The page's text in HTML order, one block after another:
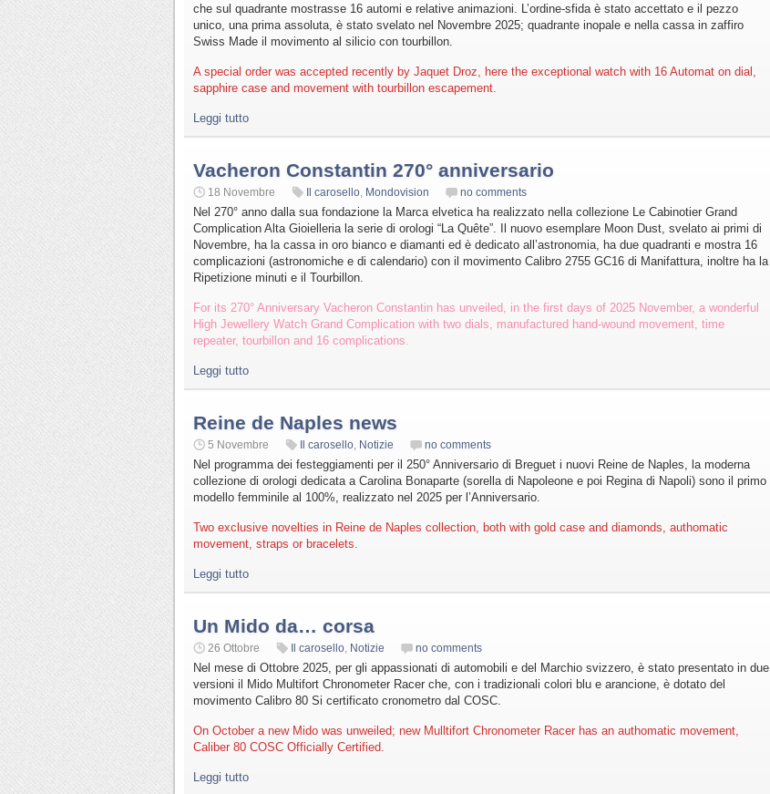
che sul quadrante mostrasse 16 automi e relative animazioni. L’ordine-sfida è stato accettato e il pezzo
unico, una prima assoluta, è stato svelato nel Novembre 2025; quadrante inopale e nella cassa in zaffiro
Swiss Made il movimento al silicio con tourbillon.
A special order was accepted recently by Jaquet Droz, here the exceptional watch with 16 Automat on dial,
sapphire case and movement with tourbillon escapement.
Leggi tutto
Vacheron Constantin 270° anniversario
18 Novembre Il carosello Mondovision no comments
Nel 270° anno dalla sua fondazione la Marca elvetica ha realizzato nella collezione Le Cabinotier Grand
Complication Alta Gioielleria la serie di orologi “La Quête”. Il nuovo esemplare Moon Dust, svelato ai primi di
Novembre, ha la cassa in oro bianco e diamanti ed è dedicato all’astronomia, ha due quadranti e mostra 16
complicazioni (astronomiche e di calendario) con il movimento Calibro 2755 GC16 di Manifattura, inoltre ha la
Ripetizione minuti e il Tourbillon.
For its 270° Anniversary Vacheron Constantin has unveiled, in the first days of 2025 November, a wonderful
High Jewellery Watch Grand Complication with two dials, manufactured hand-wound movement, time
repeater, tourbillon and 16 complications.
Leggi tutto
Reine de Naples news
5 Novembre Il carosello Notizie no comments
Nel programma dei festeggiamenti per il 250° Anniversario di Breguet i nuovi Reine de Naples, la moderna
collezione di orologi dedicata a Carolina Bonaparte (sorella di Napoleone e poi Regina di Napoli) sono il primo
modello femminile al 100%, realizzato nel 2025 per l’Anniversario.
Two exclusive novelties in Reine de Naples collection, both with gold case and diamonds, authomatic
movement, straps or bracelets.
Leggi tutto
Un Mido da… corsa
26 Ottobre Il carosello Notizie no comments
Nel mese di Ottobre 2025, per gli appassionati di automobili e del Marchio svizzero, è stato presentato in due
versioni il Mido Multifort Chronometer Racer che, con i tradizionali colori blu e arancione, è dotato del
movimento Calibro 80 Si certificato cronometro dal COSC.
On October a new Mido was unweiled; new Mulltifort Chronometer Racer has an authomatic movement,
Caliber 80 COSC Officially Certified.
Leggi tutto